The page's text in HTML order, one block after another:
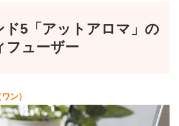
ド5「アットアロマ」の
フューザー
ン）